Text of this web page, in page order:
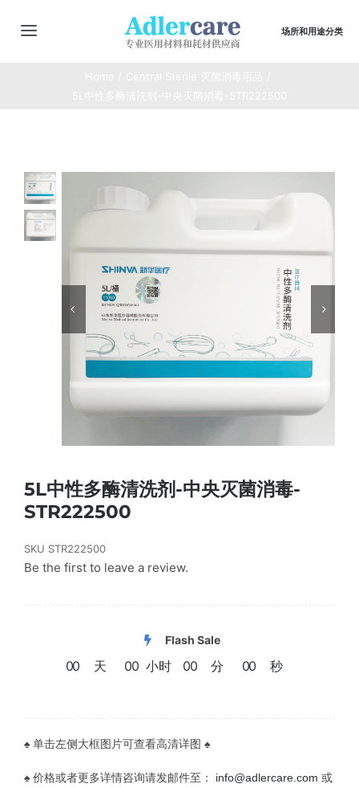
切
商店
商品合集
场所和用途分类
5L中性多酶清洗剂-中央灭菌消毒-
STR222500
SKU STR222500
Be the first to leave a review.
Flash Sale
00 天 00 小时 00 分 00 秒
♠ 单击左侧大框图片可查看高清详图 ♠
♠ 价格或者更多详情咨询请发邮件至： info@adlercare.com 或